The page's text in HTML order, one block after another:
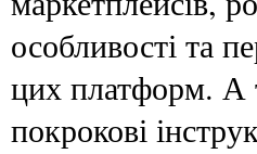
особливості та
цих платформ. А
покрокові